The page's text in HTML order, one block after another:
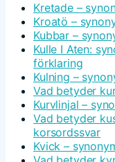
Kretade –
Kroatö –
Kubbar –
Kulle I Aten:
förklaring
Kulning –
Vad betyder
Kurvlinjal –
Vad betyder
korsordssvar
Kvick –